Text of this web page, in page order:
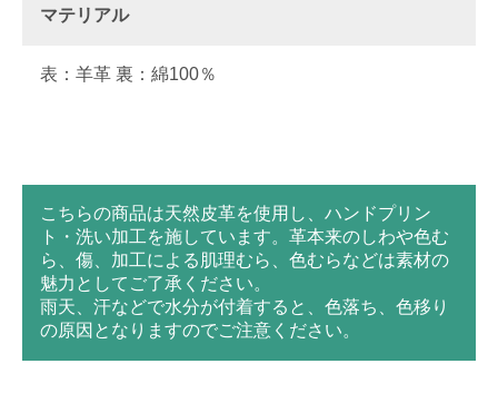
マテリアル
表：羊革 裏：綿100％
こちらの商品は天然皮革を使用し、ハンドプリン
ト・洗い加工を施しています。革本来のしわや色む
ら、傷、加工による肌理むら、色むらなどは素材の
魅力としてご了承ください。
雨天、汗などで水分が付着すると、色落ち、色移り
の原因となりますのでご注意ください。